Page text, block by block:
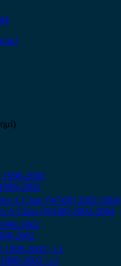
2002
A Class (W168) 2002-2004
2002
2002 / c1